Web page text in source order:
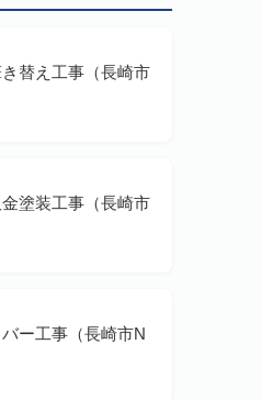
替え工事（長崎市
塗装工事（長崎市
ー工事（長崎市N